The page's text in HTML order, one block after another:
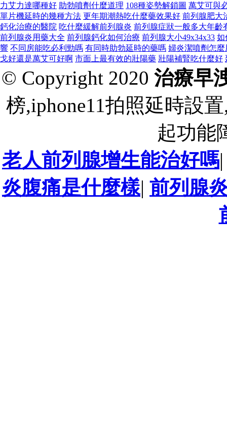
力艾力達哪種好 助勃噴劑什麼道理 108種姿勢解鎖圖 萬艾可與
單片機延時的幾種方法 更年期潮熱吃什麼藥效果好 前列腺肥大
鈣化治療的醫院 吃什麼緩解前列腺炎 前列腺症狀一般多大年齡
前列腺炎用藥大全 前列腺鈣化如何治療 前列腺大小49x34x33 如
響 不同房能吃必利勁嗎 有同時助勃延時的藥嗎 婦炎潔噴劑怎麼
戈好還是萬艾可好啊 市面上最有效的壯陽藥 壯陽補腎吃什麼好
© Copyright 2020 治療早
榜,iphone11拍照延時設
起功能
老人前列腺增生能治好嗎
炎腹痛是什麼樣| 前列腺